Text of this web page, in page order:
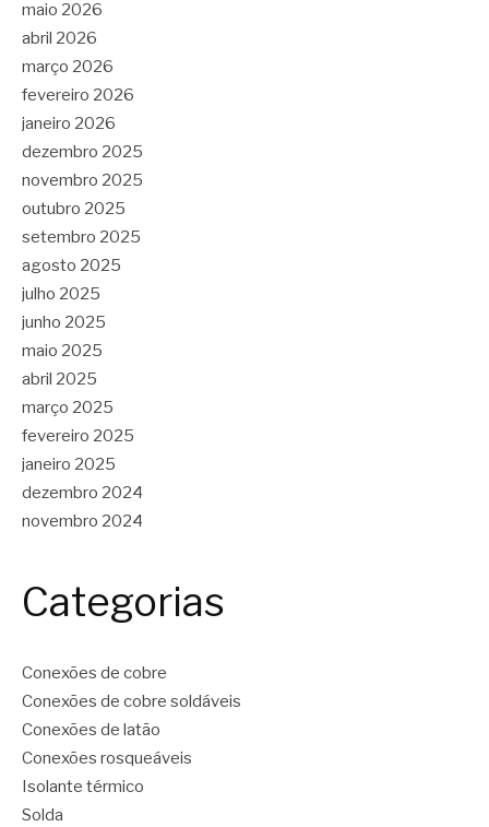
maio 2026
abril 2026
março 2026
fevereiro 2026
janeiro 2026
dezembro 2025
novembro 2025
outubro 2025
setembro 2025
agosto 2025
julho 2025
junho 2025
maio 2025
abril 2025
março 2025
fevereiro 2025
janeiro 2025
dezembro 2024
novembro 2024
Categorias
Conexões de cobre
Conexões de cobre soldáveis
Conexões de latão
Conexões rosqueáveis
Isolante térmico
Solda